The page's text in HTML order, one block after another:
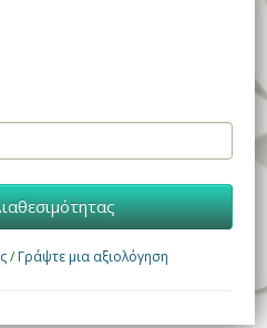
/ Γράψτε μια αξιολόγηση